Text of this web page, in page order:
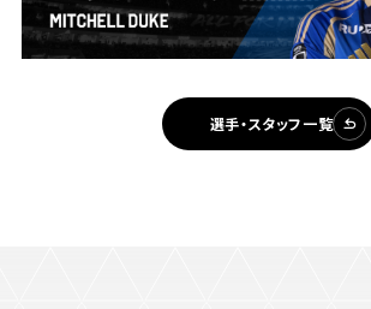
選手・スタッフ一覧